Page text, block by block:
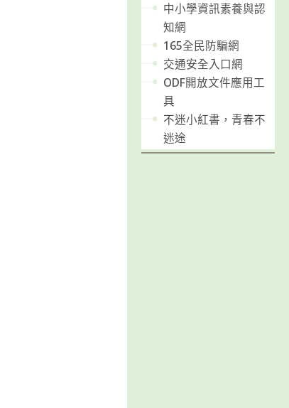
中小學資訊素養與認
知網
165全民防騙網
交通安全入口網
ODF開放文件應用工
具
不迷小紅書，青春不
迷途